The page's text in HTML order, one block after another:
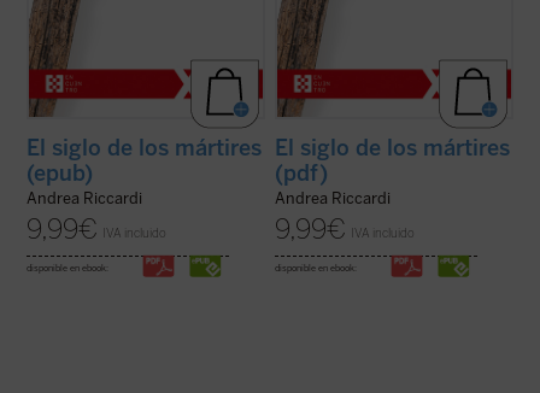
El siglo de los mártires
(epub)
Andrea Riccardi
9,99€ IVA incluido
disponible en ebook:
El siglo de los mártires
(pdf)
Andrea Riccardi
9,99€ IVA incluido
disponible en ebook: